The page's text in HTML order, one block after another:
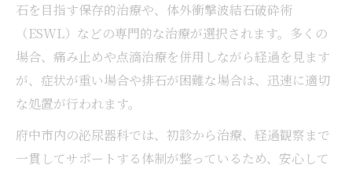
石を目指す保存的治療や、体外衝撃波結石破砕術
（ESWL）などの専門的な治療が選択されます。多くの
場合、痛み止めや点滴治療を併用しながら経過を見ます
が、症状が重い場合や排石が困難な場合は、迅速に適切
な処置が行われます。
府中市内の泌尿器科では、初診から治療、経過観察まで
一貫してサポートする体制が整っているため、安心して